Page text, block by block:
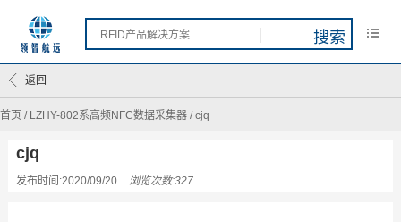
首页 / LZHY-802系高频NFC数据采集器 /cjq
返回
cjq
发布时间:2020/09/20 浏览次数:327